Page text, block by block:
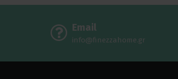
Email
info@finezzahome.gr